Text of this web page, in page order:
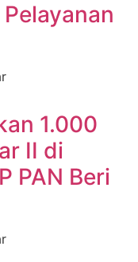
1.000
II di
PAN Beri